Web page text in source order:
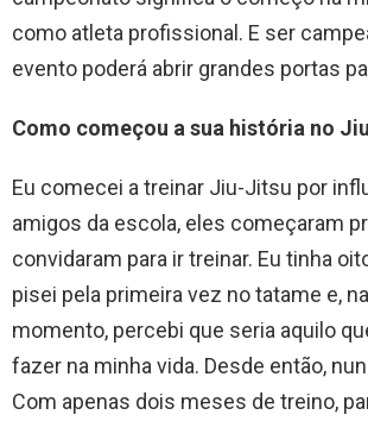
como atleta profissional. E ser
evento poderá abrir grandes portas
Como começou a sua história no
Eu comecei a treinar Jiu-Jitsu por
amigos da escola, eles começaram
convidaram para ir treinar. Eu tinha
pisei pela primeira vez no tatame e,
momento, percebi que seria aquilo
fazer na minha vida. Desde então,
Com apenas dois meses de treino,